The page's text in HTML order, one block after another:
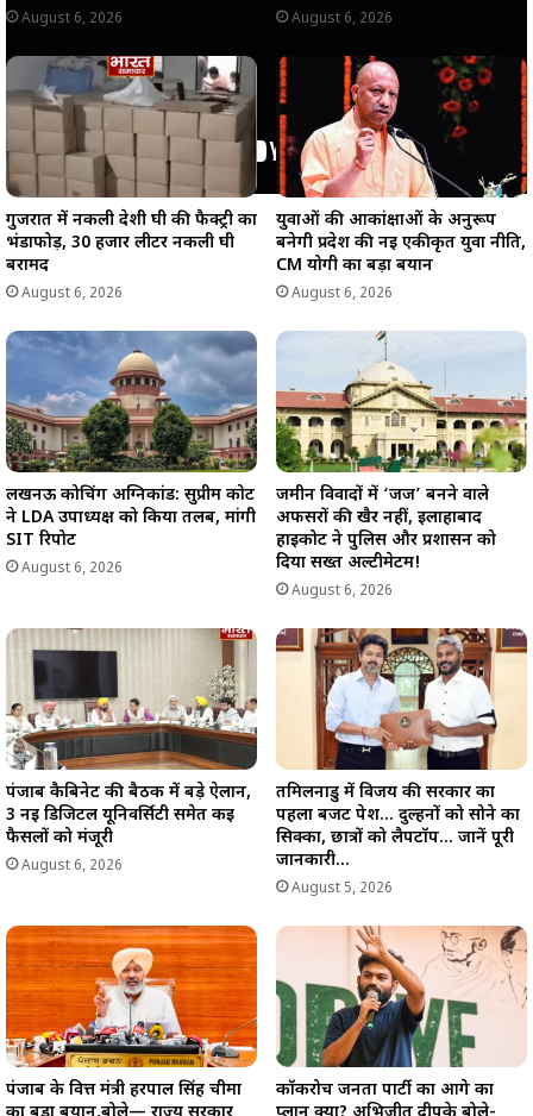
August 6, 2026 August 6, 2026
गुजरात में नकली देशी घी की फैक्ट्री का
भंडाफोड़, 30 हजार लीटर नकली घी
बरामद
August 6, 2026
युवाओं की आकांक्षाओं के अनुरूप
बनेगी प्रदेश की नई एकीकृत युवा नीति,
CM योगी का बड़ा बयान
August 6, 2026
लखनऊ कोचिंग अग्निकांड: सुप्रीम कोर्ट
ने LDA उपाध्यक्ष को किया तलब, मांगी
SIT रिपोर्ट
August 6, 2026
जमीन विवादों में ‘जज’ बनने वाले
अफसरों की खैर नहीं, इलाहाबाद
हाईकोर्ट ने पुलिस और प्रशासन को
दिया सख्त अल्टीमेटम!
August 6, 2026
पंजाब कैबिनेट की बैठक में बड़े ऐलान,
3 नई डिजिटल यूनिवर्सिटी समेत कई
फैसलों को मंजूरी
August 6, 2026
तमिलनाडु में विजय की सरकार का
पहला बजट पेश… दुल्हनों को सोने का
सिक्का, छात्रों को लैपटॉप… जानें पूरी
जानकारी…
August 5, 2026
पंजाब के वित्त मंत्री हरपाल सिंह चीमा
कॉकरोच जनता पार्टी का आगे का